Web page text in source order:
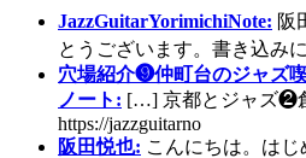
JazzGuitarYorimichiNote: 阪
とうございます。書き込み
穴場紹介❾仲町台のジャズ
ノート: […] 京都とジャズ❷
https://jazzguitarno
阪田悦也: こんにちは。はじ